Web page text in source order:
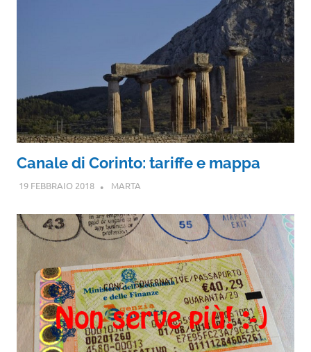
Canale di Corinto: tariffe e mappa
19 FEBBRAIO 2018 MARTA